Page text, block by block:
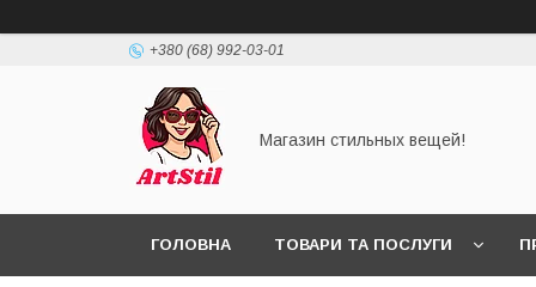
+380 (68) 992-03-01
Магазин стильных вещей!
ГОЛОВНА ТОВАРИ ТА ПОСЛУГИ